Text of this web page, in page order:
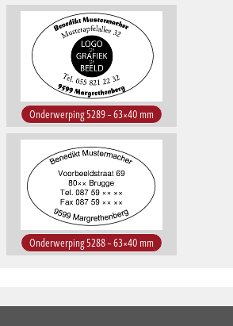
Onderwerping 5289 – 63×40 mm
Onderwerping 5288 – 63×40 mm